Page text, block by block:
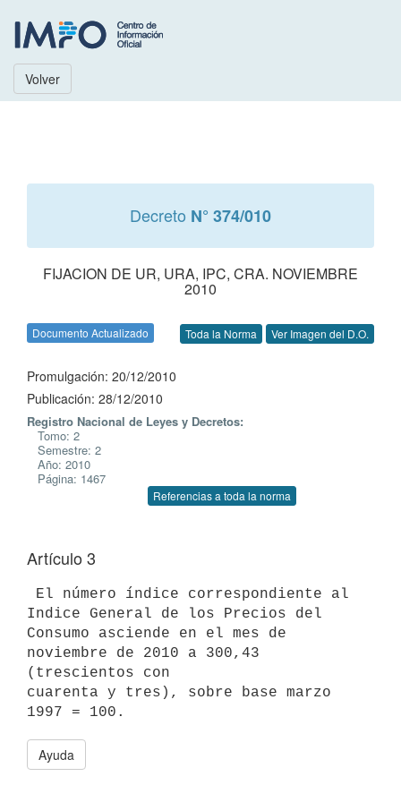
Volver
Decreto N° 374/010
FIJACION DE UR, URA, IPC, CRA. NOVIEMBRE
2010
Documento Actualizado Toda la Norma Ver Imagen del D.O.
Promulgación: 20/12/2010
Publicación: 28/12/2010
Registro Nacional de Leyes y Decretos:
Tomo: 2
Semestre: 2
Año: 2010
Página: 1467
Referencias a toda la norma
Artículo 3
Indice General de los Precios del
Consumo asciende en el mes de
noviembre de 2010 a 300,43
(trescientos con
cuarenta y tres), sobre base marzo
Ayuda